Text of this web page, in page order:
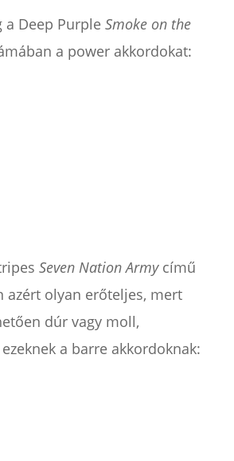
a Deep Purple Smoke on the
a power akkordokat:
Seven Nation Armycímű
azért olyan erőteljes, mert
dúr vagy moll,
a barre akkordoknak: